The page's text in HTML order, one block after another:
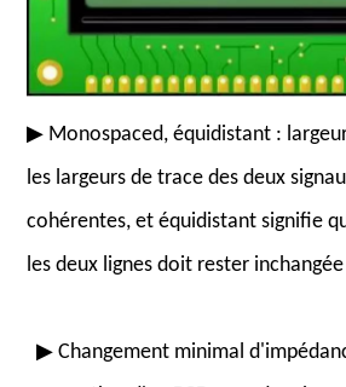
▶ Monospaced, équidistant :
les largeurs de trace des deux
cohérentes, et équidistant signifie
les deux lignes doit rester
▶ Changement minimal